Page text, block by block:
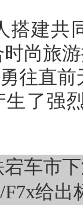
搭建共
尚旅
往直
了强